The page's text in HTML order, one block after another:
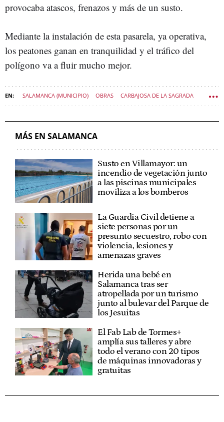
provocaba atascos, frenazos y más de un susto.
Mediante la instalación de esta pasarela, ya operativa,
los peatones ganan en tranquilidad y el tráfico del
polígono va a fluir mucho mejor.
SALAMANCA (MUNICIPIO) OBRAS CARBAJOSA DE LA SAGRADA
MINISTERIO DE TRANSPORTE, MOVILIDAD Y AGENDA URBANA
MÁS EN SALAMANCA
Susto en Villamayor: un
incendio de vegetación junto
a las piscinas municipales
moviliza a los bomberos
La Guardia Civil detiene a
siete personas por un
presunto secuestro, robo con
violencia, lesiones y
amenazas graves
Herida una bebé en
Salamanca tras ser
atropellada por un turismo
junto al bulevar del Parque de
los Jesuitas
El Fab Lab de Tormes+
amplía sus talleres y abre
todo el verano con 20 tipos
de máquinas innovadoras y
gratuitas